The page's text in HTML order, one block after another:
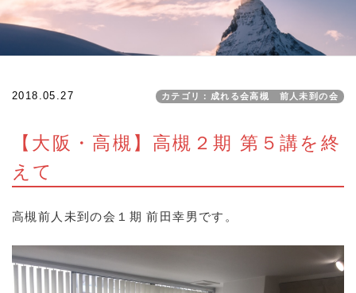
2018.05.27 カテゴリ：成れる会高槻 前人未到の会
【大阪・高槻】高槻２期 第５講を終
えて
高槻前人未到の会１期 前田幸男です。